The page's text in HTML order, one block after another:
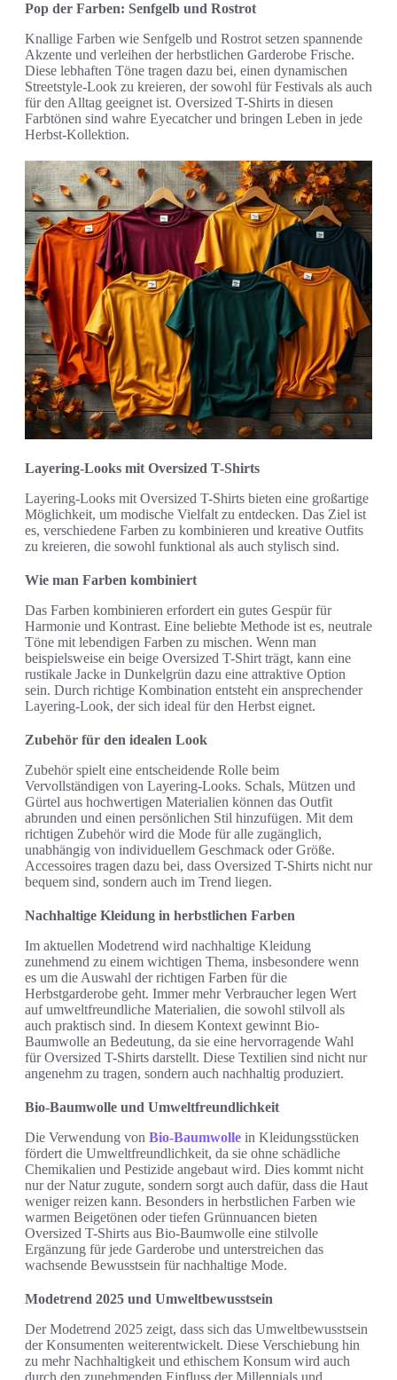
Pop der Farben: Senfgelb und Rostrot
Knallige Farben wie Senfgelb und Rostrot setzen spannende
Akzente und verleihen der herbstlichen Garderobe Frische.
Diese lebhaften Töne tragen dazu bei, einen dynamischen
Streetstyle-Look zu kreieren, der sowohl für Festivals als auch
für den Alltag geeignet ist. Oversized T-Shirts in diesen
Farbtönen sind wahre Eyecatcher und bringen Leben in jede
Herbst-Kollektion.
Layering-Looks mit Oversized T-Shirts
Layering-Looks mit Oversized T-Shirts bieten eine großartige
Möglichkeit, um modische Vielfalt zu entdecken. Das Ziel ist
es, verschiedene Farben zu kombinieren und kreative Outfits
zu kreieren, die sowohl funktional als auch stylisch sind.
Wie man Farben kombiniert
Das Farben kombinieren erfordert ein gutes Gespür für
Harmonie und Kontrast. Eine beliebte Methode ist es, neutrale
Töne mit lebendigen Farben zu mischen. Wenn man
beispielsweise ein beige Oversized T-Shirt trägt, kann eine
rustikale Jacke in Dunkelgrün dazu eine attraktive Option
sein. Durch richtige Kombination entsteht ein ansprechender
Layering-Look, der sich ideal für den Herbst eignet.
Zubehör für den idealen Look
Zubehör spielt eine entscheidende Rolle beim
Vervollständigen von Layering-Looks. Schals, Mützen und
Gürtel aus hochwertigen Materialien können das Outfit
abrunden und einen persönlichen Stil hinzufügen. Mit dem
richtigen Zubehör wird die Mode für alle zugänglich,
unabhängig von individuellem Geschmack oder Größe.
Accessoires tragen dazu bei, dass Oversized T-Shirts nicht nur
bequem sind, sondern auch im Trend liegen.
Nachhaltige Kleidung in herbstlichen Farben
Im aktuellen Modetrend wird nachhaltige Kleidung
zunehmend zu einem wichtigen Thema, insbesondere wenn
es um die Auswahl der richtigen Farben für die
Herbstgarderobe geht. Immer mehr Verbraucher legen Wert
auf umweltfreundliche Materialien, die sowohl stilvoll als
auch praktisch sind. In diesem Kontext gewinnt Bio-
Baumwolle an Bedeutung, da sie eine hervorragende Wahl
für Oversized T-Shirts darstellt. Diese Textilien sind nicht nur
angenehm zu tragen, sondern auch nachhaltig produziert.
Bio-Baumwolle und Umweltfreundlichkeit
Die Verwendung von Bio-Baumwolle in Kleidungsstücken
fördert die Umweltfreundlichkeit, da sie ohne schädliche
Chemikalien und Pestizide angebaut wird. Dies kommt nicht
nur der Natur zugute, sondern sorgt auch dafür, dass die Haut
weniger reizen kann. Besonders in herbstlichen Farben wie
warmen Beigetönen oder tiefen Grünnuancen bieten
Oversized T-Shirts aus Bio-Baumwolle eine stilvolle
Ergänzung für jede Garderobe und unterstreichen das
wachsende Bewusstsein für nachhaltige Mode.
Modetrend 2025 und Umweltbewusstsein
Der Modetrend 2025 zeigt, dass sich das Umweltbewusstsein
der Konsumenten weiterentwickelt. Diese Verschiebung hin
zu mehr Nachhaltigkeit und ethischem Konsum wird auch
durch den zunehmenden Einfluss der Millennials und